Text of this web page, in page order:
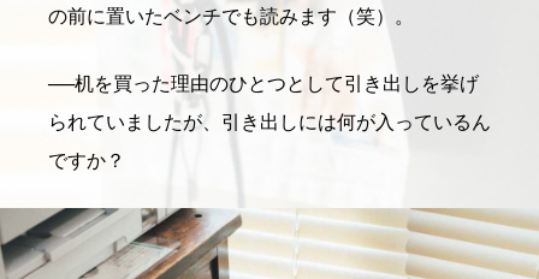
の前に置いたベンチでも読みます（笑）。
──机を買った理由のひとつとして引き出しを挙げ
られていましたが、引き出しには何が入っているん
ですか？